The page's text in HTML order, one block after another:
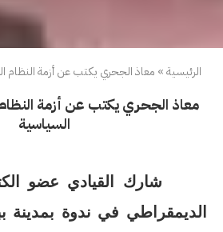
الرئيسية» معاذ الجحري يكتب عن أزمة النظام
معاذ الجحري يكتب عن أزمة النظام
السياسية
شارك القيادي عضو
الديمقراطي في ندوة بمدينة